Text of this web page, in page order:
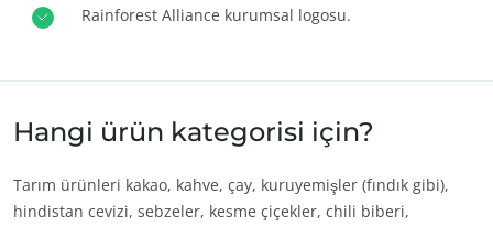
Rainforest Alliance kurumsal logosu.
Hangi ürün kategorisi için?
Tarım ürünleri kakao, kahve, çay, kuruyemişler (fındık gibi),
hindistan cevizi, sebzeler, kesme çiçekler, chili biberi,